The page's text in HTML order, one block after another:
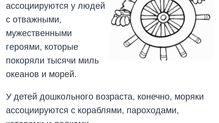
ассоциируются у людей
с отважными,
мужественными
героями, которые
покоряли тысячи миль
океанов и морей.
У детей дошкольного возраста, конечно, моряки
ассоциируются с кораблями, пароходами,